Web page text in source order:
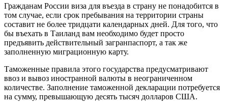
Гражданам России виза для въезда в страну не понадобится в
том случае, если срок пребывания на территории страны
составит не более тридцати календарных дней. Для того, что
бы въехать в Таиланд вам необходимо будет просто
предъявить действительный загранпаспорт, а так же
заполненную миграционную карту.
Таможенные правила этого государства предусматривают
ввоз и вывоз иностранной валюты в неограниченном
количестве. Заполнение таможенной декларации потребуется
на сумму, превышающую десять тысяч долларов США.